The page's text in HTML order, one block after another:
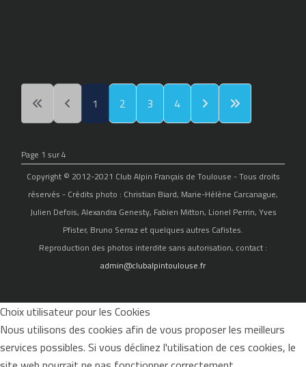
1 2 3 4
Page 1 sur 4
Copyright © 2012-2021 Club Alpin Français de Toulouse - Tous droits
réservés - Crédits photo : Christian Biard, Marie-Hélène Carcanague,
Julien Defois, Alexandra Genesty, Fabien Mitton, Lionel Perrin, Yves
Pfister, Bruno Serraz et quelques autres Cafistes.
Reproduction des photos interdite sans autorisation, contact :
admin@clubalpintoulouse.fr
Choix utilisateur pour les Cookies
Nous utilisons des cookies afin de vous proposer les meilleurs
services possibles. Si vous déclinez l'utilisation de ces cookies, le